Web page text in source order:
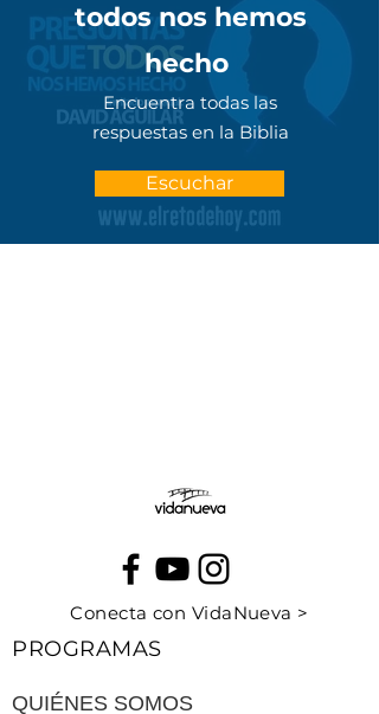
todos nos hemos
hecho
Encuentra todas las
respuestas en la Biblia
Escuchar
Conecta con VidaNueva >
PROGRAMAS
QUIÉNES SOMOS